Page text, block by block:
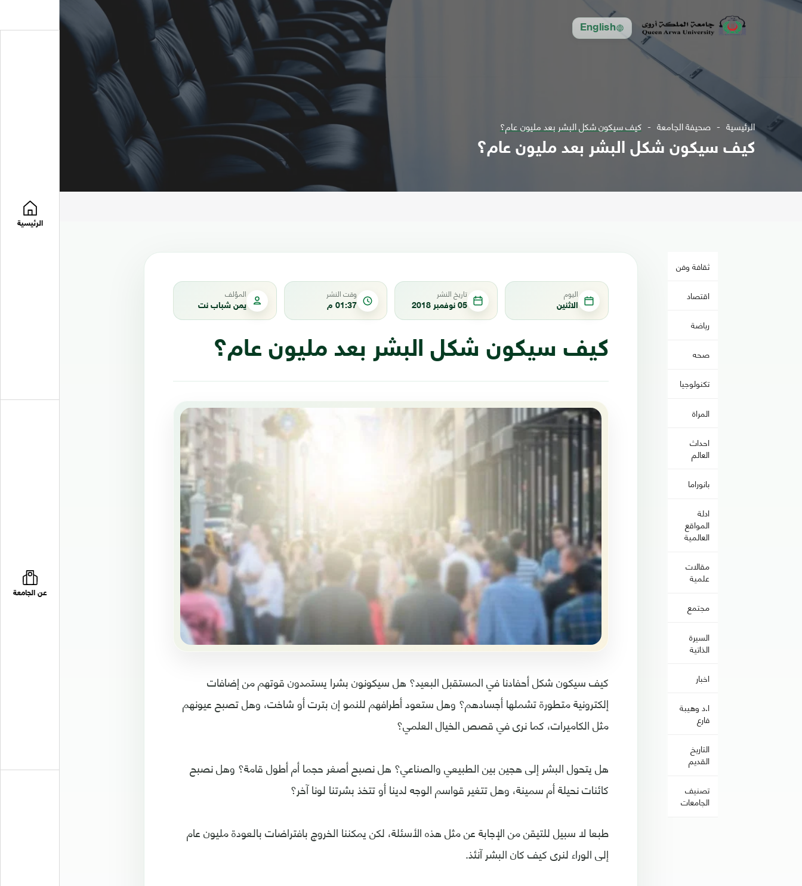
English
الرئيسية
عن الجامعة
الرئيسية صحيفة الجامعة كيف سيكون شكل البشر بعد مليون عام؟
كيف سيكون شكل البشر بعد مليون عام؟
ثقافة وفن
اقتصاد
رياضة
صحه
تكنولوجيا
المراة
احداث
العالم
بانوراما
ادلة
المواقع
العالمية
مقالات
علمية
مجتمع
السيرة
الذاتية
اخبار
ا.د وهيبة
فارع
التاريخ
القديم
تصنيف
الجامعات
اليوم
الاثنين
تاريخ النشر
05 نوفمبر 2018
وقت النشر
01:37 م
المؤلف
يمن شباب نت
كيف سيكون شكل البشر بعد مليون عام؟
كيف سيكون شكل أحفادنا في المستقبل البعيد؟ هل سيكونون بشرا يستمدون قوتهم من إضافات
إلكترونية متطورة تشملها أجسادهم؟ وهل ستعود أطرافهم للنمو إن بترت أو شاخت، وهل تصبح عيونهم
مثل الكاميرات، كما نرى في قصص الخيال العلمي؟
هل يتحول البشر إلى هجين بين الطبيعي والصناعي؟ هل نصبح أصغر حجما أم أطول قامة؟ وهل نصبح
كائنات نحيلة أم سمينة، وهل تتغير قواسم الوجه لدينا أو تتخذ بشرتنا لونا آخر؟
طبعا لا سبيل للتيقن من الإجابة عن مثل هذه الأسئلة، لكن يمكننا الخروج بافتراضات بالعودة مليون عام
إلى الوراء لنرى كيف كان البشر آنئذ.